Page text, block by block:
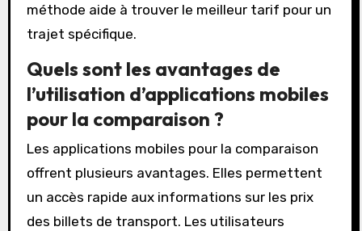
méthode aide à trouver le meilleur tarif pour un
trajet spécifique.
Quels sont les avantages de
l’utilisation d’applications mobiles
pour la comparaison ?
Les applications mobiles pour la comparaison
offrent plusieurs avantages. Elles permettent
un accès rapide aux informations sur les prix
des billets de transport. Les utilisateurs